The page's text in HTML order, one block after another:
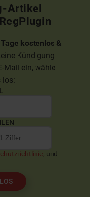
Artikel
kostenlos &
Kündigung
Mail ein, wähle
los:
, und